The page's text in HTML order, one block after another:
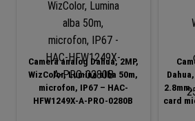
Camera analog Dahua, 2MP,
WizColor, Lumina alba 50m,
microfon, IP67 – HAC-
HFW1249X-A-PRO-0280B
card